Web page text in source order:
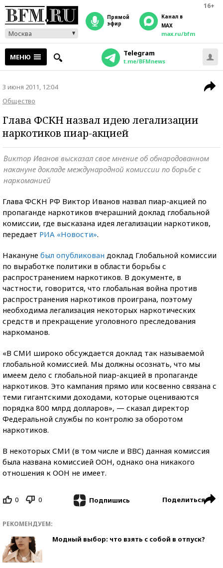
16+
Москва
прямой
эфир
Канал в
MAX
max.ru/bfm
МЕНЮ Telegram
t.me/BFMnews
3 июня 2011, 12:04
Общество
Глава ФСКН назвал идею легализации
наркотиков пиар-акцией
Виктор Иванов высказал свое мнение об обнародованном
накануне докладе международной комиссии по борьбе с
наркоманией
Глава ФСКН РФ Виктор Иванов назвал пиар-акцией по
пропаганде наркотиков вчерашний доклад глобальной
комиссии, где высказана идея легализации наркотиков,
передает РИА «Новости».
Накануне был опубликован доклад Глобальной комиссии
по выработке политики в области борьбы с
распространением наркотиков. В документе, в
частности, говорится, что глобальная война против
распространения наркотиков проиграна, поэтому
необходима легализация некоторых наркотических
средств и прекращение уголовного преследования
наркоманов.
«В СМИ широко обсуждается доклад так называемой
глобальной комиссией. Мы должны осознать, что мы
имеем дело с глобальной пиар-акцией в пропаганде
наркотиков. Это кампания прямо или косвенно связана с
теми гигантскими доходами, которые оцениваются
порядка 800 млрд долларов», — сказал директор
Федеральной службы по контролю за оборотом
наркотиков.
В некоторых СМИ (в том числе и BBC) данная комиссия
была названа комиссией ООН, однако она никакого
отношения к ООН не имеет.
0 0 Подпишись Поделиться
РЕКОМЕНДУЕМ:
Модный выбор: что взять с собой в отпуск?